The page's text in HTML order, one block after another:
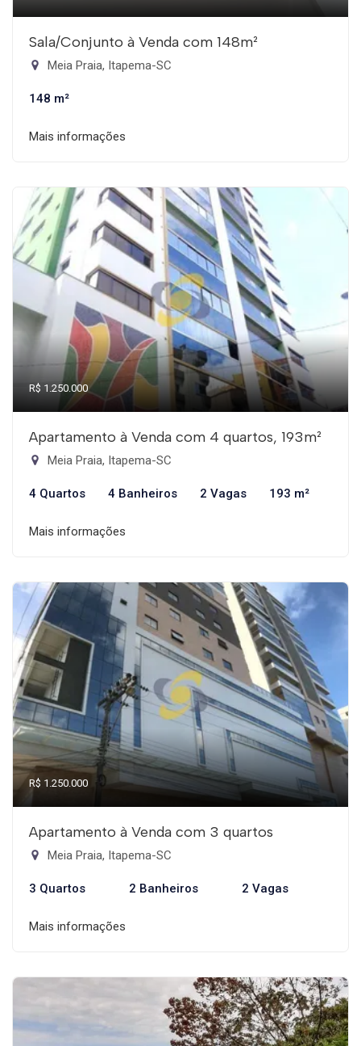
Sala/Conjunto à Venda com 148m²
Meia Praia, Itapema-SC
148 m²
Mais informações
R$ 1.250.000
Apartamento à Venda com 4 quartos, 193m²
Meia Praia, Itapema-SC
4 Quartos 4 Banheiros 2 Vagas 193 m²
Mais informações
R$ 1.250.000
Apartamento à Venda com 3 quartos
Meia Praia, Itapema-SC
3 Quartos 2 Banheiros 2 Vagas
Mais informações